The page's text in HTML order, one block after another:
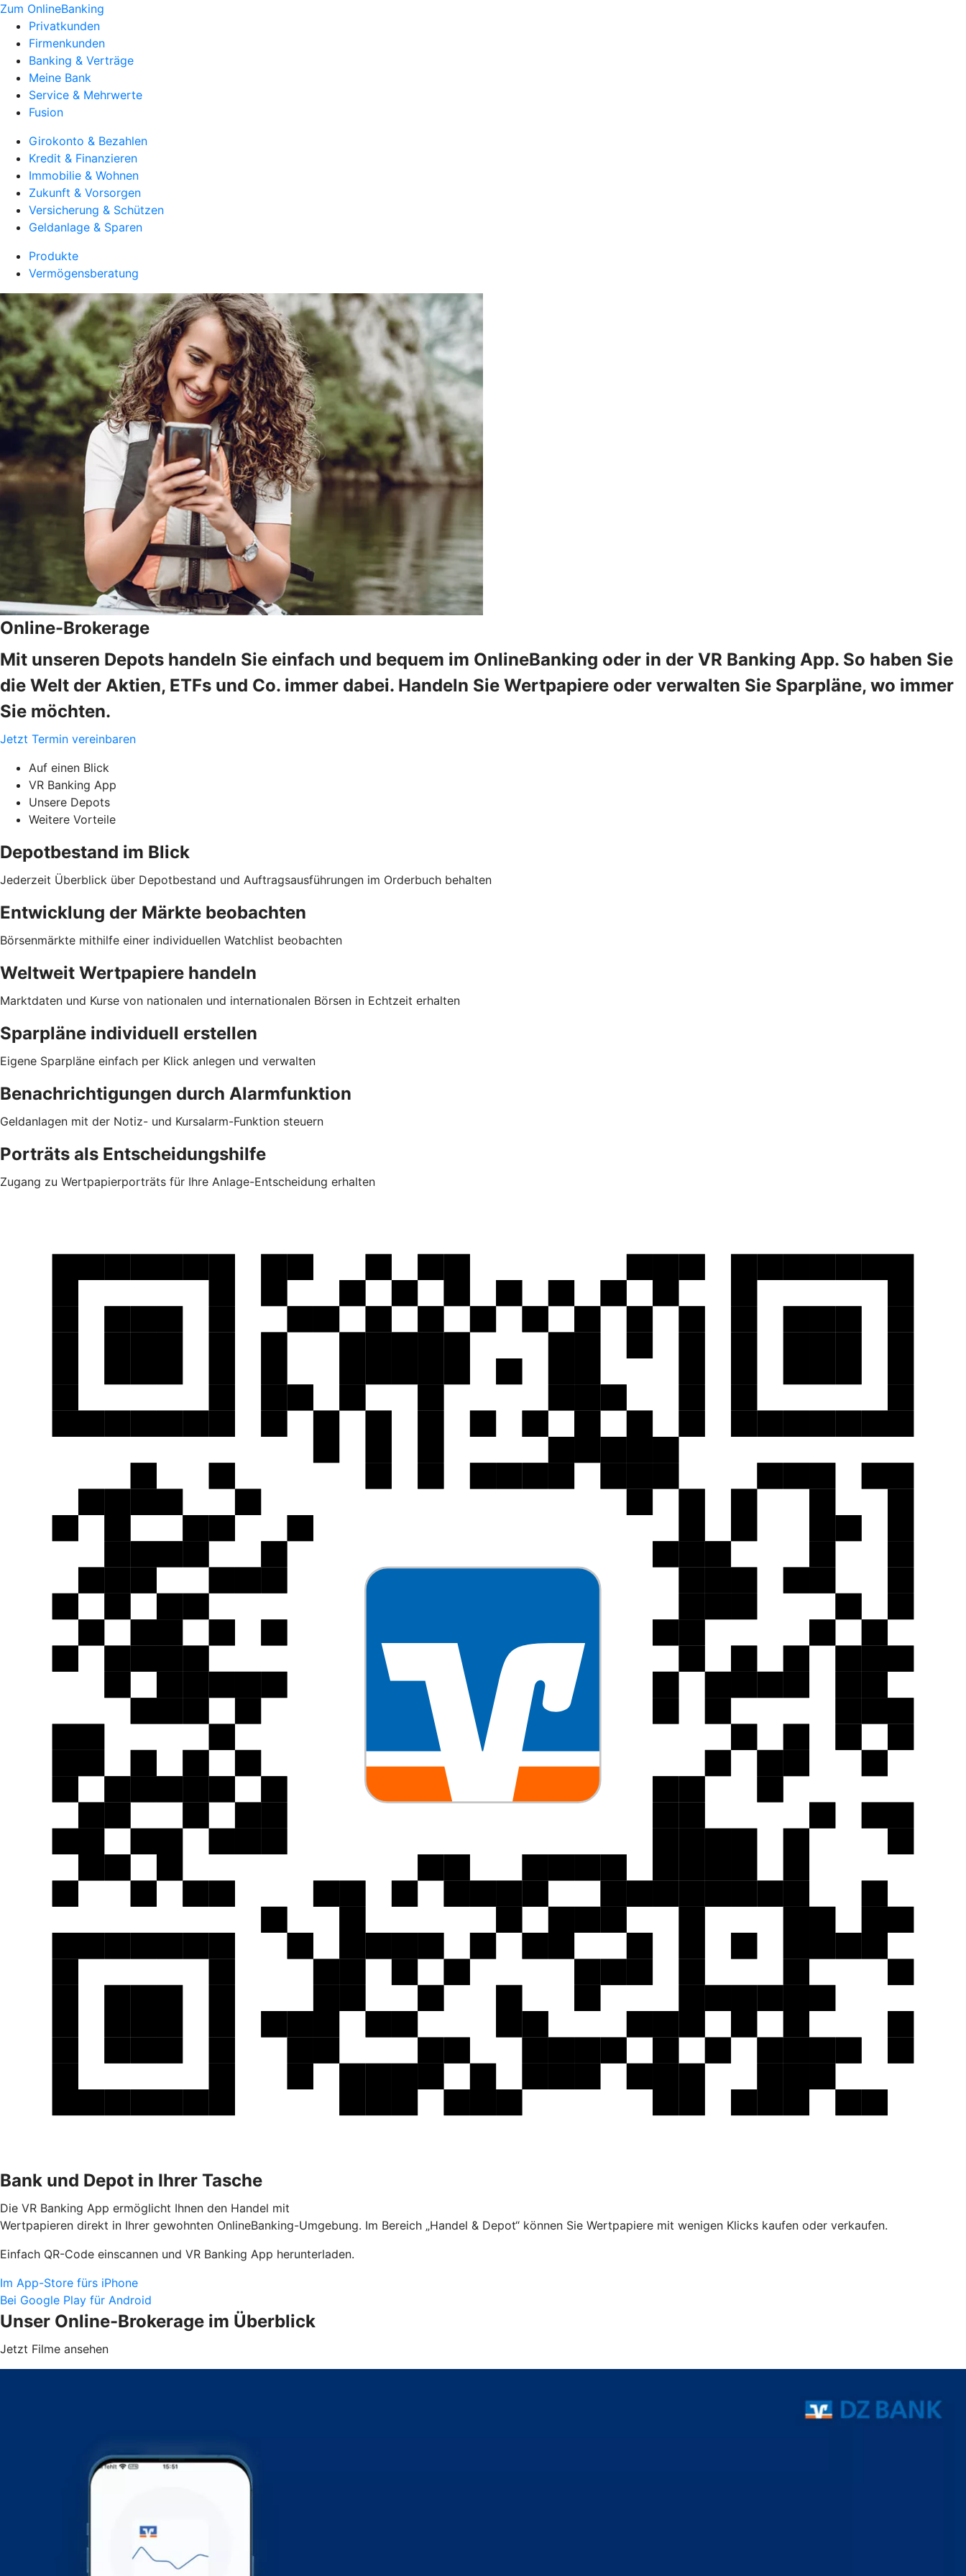
Zum OnlineBanking
Privatkunden
Firmenkunden
Banking & Verträge
Meine Bank
Service & Mehrwerte
Fusion
Girokonto & Bezahlen
Kredit & Finanzieren
Immobilie & Wohnen
Zukunft & Vorsorgen
Versicherung & Schützen
Geldanlage & Sparen
Produkte
Vermögensberatung
Online-Brokerage
Mit unseren Depots handeln Sie einfach und bequem im OnlineBanking oder in der VR Banking App. So haben Sie
die Welt der Aktien, ETFs und Co. immer dabei. Handeln Sie Wertpapiere oder verwalten Sie Sparpläne, wo immer
Sie möchten.
Jetzt Termin vereinbaren
Auf einen Blick
VR Banking App
Unsere Depots
Weitere Vorteile
Depotbestand im Blick
Jederzeit Überblick über Depotbestand und Auftragsausführungen im Orderbuch behalten
Entwicklung der Märkte beobachten
Börsenmärkte mithilfe einer individuellen Watchlist beobachten
Weltweit Wertpapiere handeln
Marktdaten und Kurse von nationalen und internationalen Börsen in Echtzeit erhalten
Sparpläne individuell erstellen
Eigene Sparpläne einfach per Klick anlegen und verwalten
Benachrichtigungen durch Alarmfunktion
Geldanlagen mit der Notiz- und Kursalarm-Funktion steuern
Porträts als Entscheidungshilfe
Zugang zu Wertpapierporträts für Ihre Anlage-Entscheidung erhalten
Bank und Depot in Ihrer Tasche
Die VR Banking App ermöglicht Ihnen den Handel mit
Wertpapieren direkt in Ihrer gewohnten OnlineBanking-Umgebung. Im Bereich „Handel & Depot“ können Sie Wertpapiere mit wenigen Klicks kaufen oder verkaufen.
Einfach QR-Code einscannen und VR Banking App herunterladen.
Im App-Store fürs iPhone
Bei Google Play für Android
Unser Online-Brokerage im Überblick
Jetzt Filme ansehen